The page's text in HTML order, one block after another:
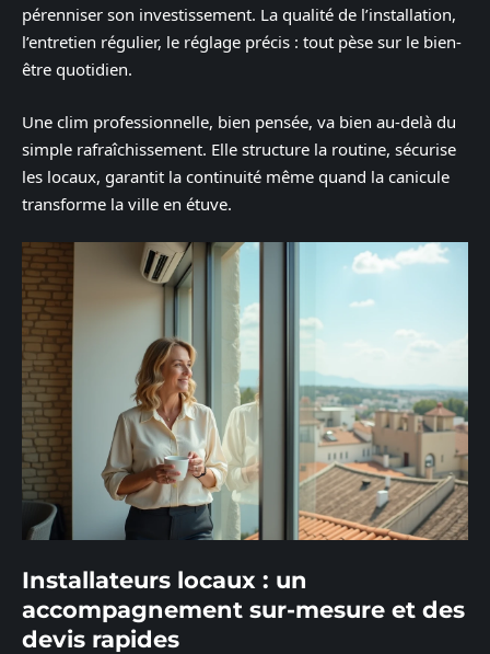
pérenniser son investissement. La qualité de l’installation,
l’entretien régulier, le réglage précis : tout pèse sur le bien-
être quotidien.
Une clim professionnelle, bien pensée, va bien au-delà du
simple rafraîchissement. Elle structure la routine, sécurise
les locaux, garantit la continuité même quand la canicule
transforme la ville en étuve.
Installateurs locaux : un
accompagnement sur-mesure et des
devis rapides